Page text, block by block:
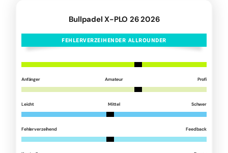
Bullpadel X-PLO 26 2026
FEHLERVERZEIHENDER ALLROUNDER
Anfänger Amateur Profi
Leicht Mittel Schwer
Fehlerverzeihend Feedback